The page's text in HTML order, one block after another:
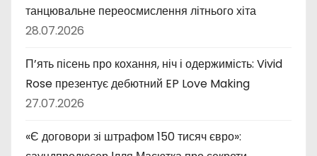
танцювальне переосмислення літнього хіта
28.07.2026
П’ять пісень про кохання, ніч і одержимість: Vivid
Rose презентує дебютний EP Love Making
27.07.2026
«Є договори зі штрафом 150 тисяч євро»: